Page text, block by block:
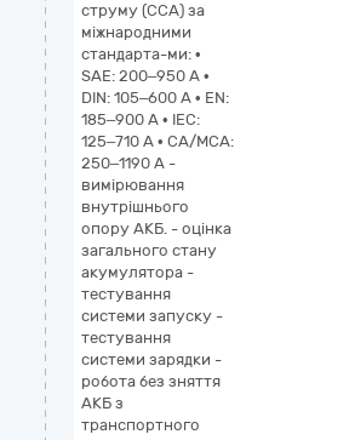
струму (CCA) за
міжнародними
стандарта-ми: •
SAE: 200–950 A •
DIN: 105–600 A • EN:
185–900 A • IEC:
125–710 A • CA/MCA:
250–1190 A -
вимірювання
внутрішнього
опору АКБ. - оцінка
загального стану
акумулятора -
тестування
системи запуску -
тестування
системи зарядки -
робота без зняття
АКБ з
транспортного